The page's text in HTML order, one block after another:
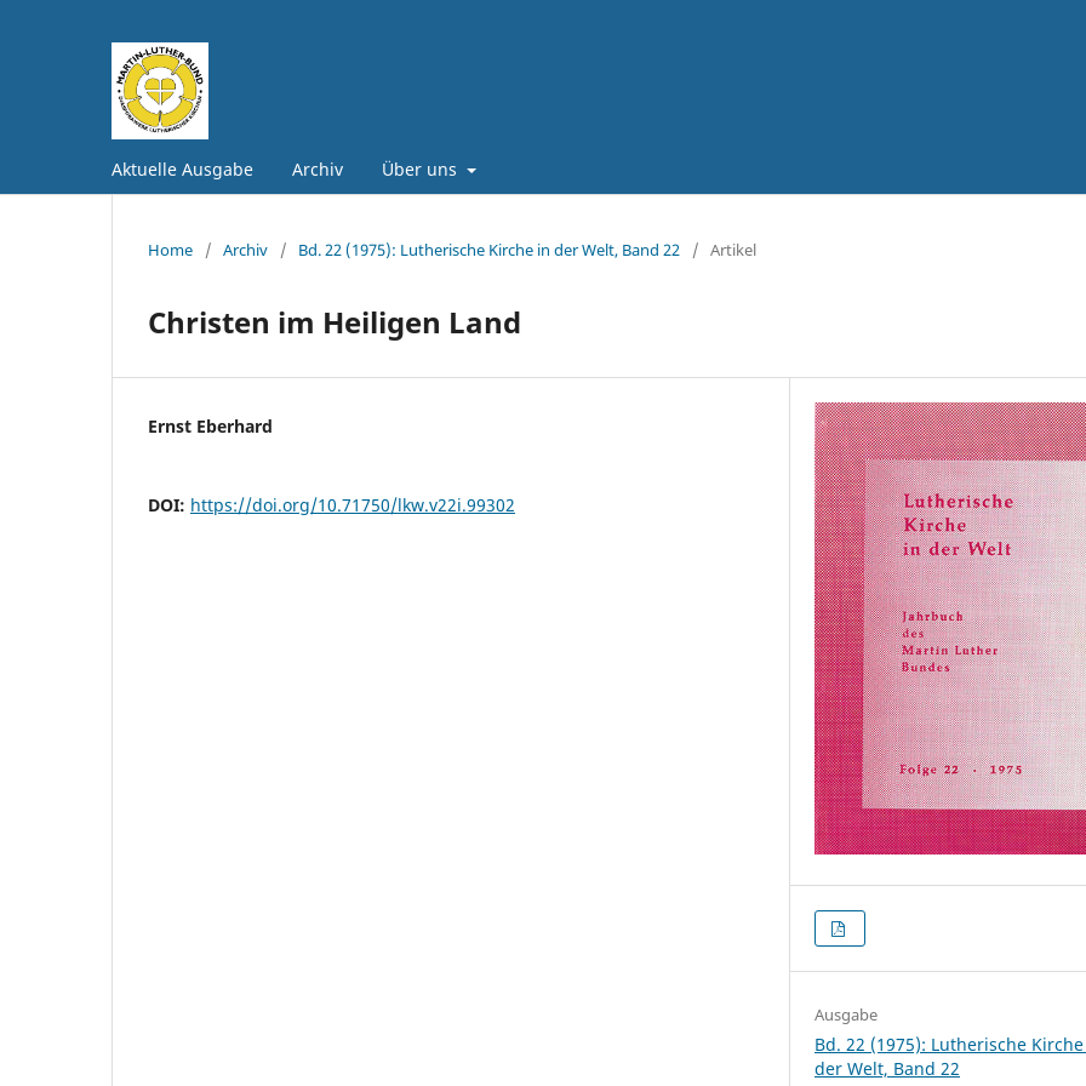
Aktuelle Ausgabe Archiv Über uns
Home / Archiv / Bd. 22 (1975): Lutherische Kirche in der Welt, Band 22 / Artikel
Christen im Heiligen Land
Ernst Eberhard
DOI: https://doi.org/10.71750/lkw.v22i.99302
Ausgabe
Bd. 22 (1975): Lutherische
der Welt, Band 22